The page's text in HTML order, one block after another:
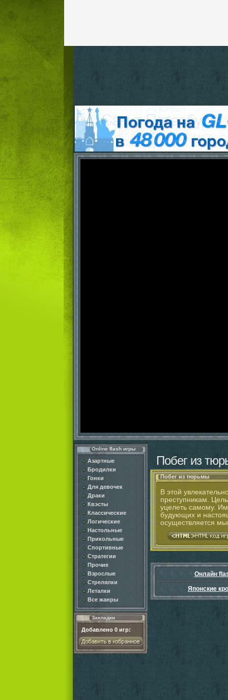
Online flash игры
Азартные
Бродилки
Гонки
Для девочек
Драки
Квэсты
Классические
Логические
Настольные
Прикольные
Спортивные
Стратегии
Прочие
Взрослые
Стрелялки
Леталки
Все жанры
Закладки
Добавлено 0 игр:
Побег из
Побег из тюрьмы
В этой
преступникам.
уцелеть самому.
будующих и
осуществляется
Онлайн
Японские